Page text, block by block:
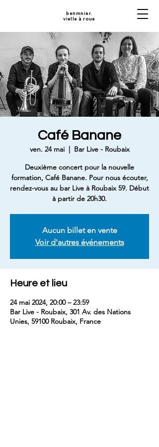
benmnier.
vielle à roue
Café Banane
ven. 24 mai
  |
Bar Live - Roubaix
Deuxième concert pour la nouvelle
formation, Café Banane. Pour nous écouter,
rendez-vous au bar Live à Roubaix 59. Début
à partir de 20h30.
Aucun billet en vente
Voir d'autres événements
Heure et lieu
24 mai 2024, 20:00 – 23:59
Bar Live - Roubaix, 301 Av. des Nations
Unies, 59100 Roubaix, France